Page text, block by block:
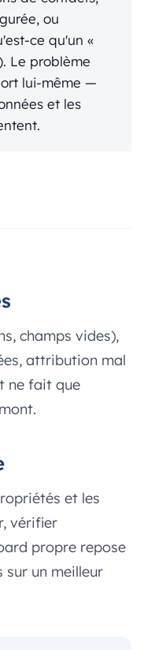
ou
ce qu'un «
Le problème
lui-même —
et les
champs vides),
attribution mal
ne fait que
et les
vérifier
propre repose
sur un meilleur